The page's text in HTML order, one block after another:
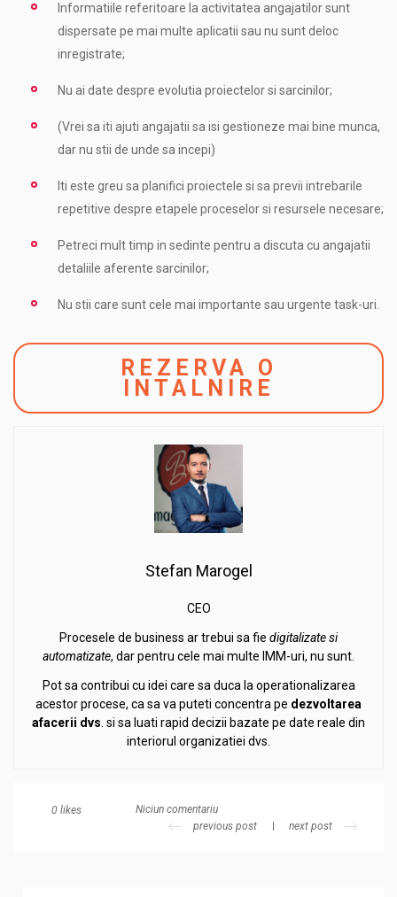
Informatiile referitoare la activitatea angajatilor sunt
dispersate pe mai multe aplicatii sau nu sunt deloc
inregistrate;
Nu ai date despre evolutia proiectelor si sarcinilor;
(Vrei sa iti ajuti angajatii sa isi gestioneze mai bine munca,
dar nu stii de unde sa incepi)
Iti este greu sa planifici proiectele si sa previi intrebarile
repetitive despre etapele proceselor si resursele necesare;
Petreci mult timp in sedinte pentru a discuta cu angajatii
detaliile aferente sarcinilor;
Nu stii care sunt cele mai importante sau urgente task-uri.
REZERVA O
INTALNIRE
Stefan Marogel
CEO
Procesele de business ar trebui sa fie digitalizate si
automatizate, dar pentru cele mai multe IMM-uri, nu sunt.
Pot sa contribui cu idei care sa duca la operationalizarea
acestor procese, ca sa va puteti concentra pe dezvoltarea
afacerii dvs . si sa luati rapid decizii bazate pe date reale din
interiorul organizatiei dvs.
0 likes
Niciun comentariu
previous post
next post